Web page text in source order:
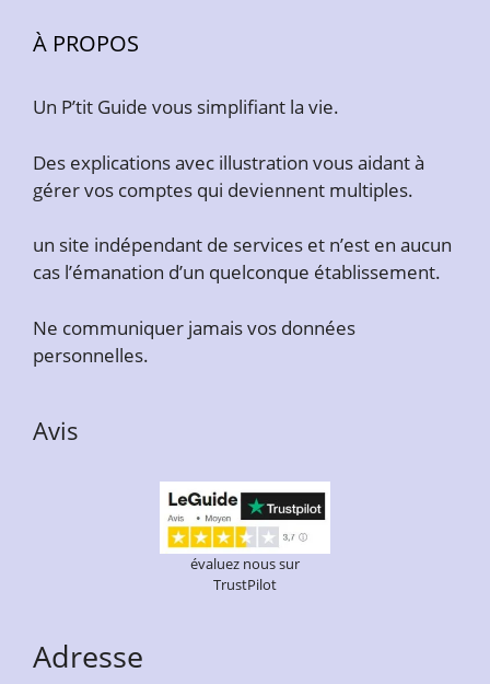
À PROPOS
Un P’tit Guide vous simplifiant la vie.
Des explications avec illustration vous aidant à
gérer vos comptes qui deviennent multiples.
un site indépendant de services et n’est en aucun
cas l’émanation d’un quelconque établissement.
Ne communiquer jamais vos données
personnelles.
Avis
évaluez nous sur
TrustPilot
Adresse